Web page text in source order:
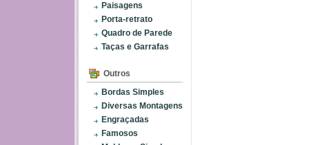
Paisagens
Porta-retrato
Quadro de Parede
Taças e Garrafas
Outros
Bordas Simples
Diversas Montagens
Engraçadas
Famosos